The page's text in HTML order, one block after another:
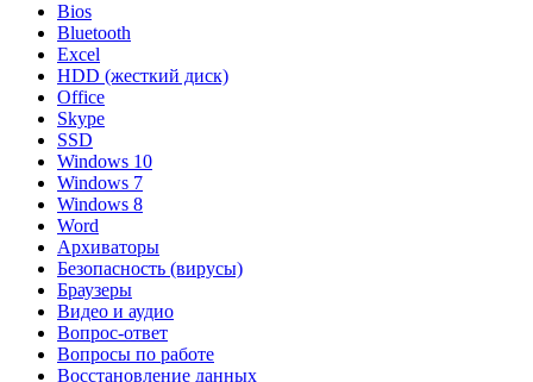
Bios
Bluetooth
Excel
HDD (жесткий диск)
Office
Skype
SSD
Windows 10
Windows 7
Windows 8
Word
Архиваторы
Безопасность (вирусы)
Браузеры
Видео и аудио
Вопрос-ответ
Вопросы по работе
Восстановление данных